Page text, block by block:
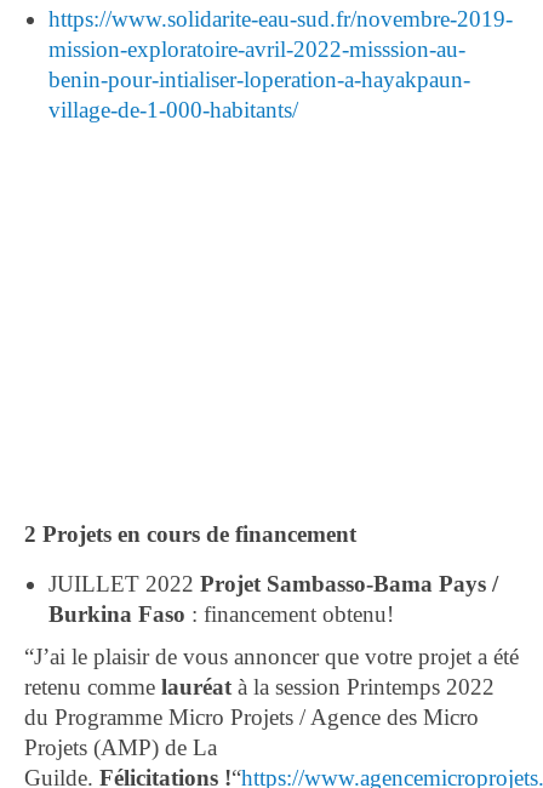
https://www.solidarite-eau-sud.fr/novembre-2019-
mission-exploratoire-avril-2022-misssion-au-
benin-pour-intialiser-loperation-a-hayakpaun-
village-de-1-000-habitants/
2 Projets en cours de financement
JUILLET 2022 Projet Sambasso-Bama Pays /
Burkina Faso : financement obtenu!
“J’ai le plaisir de vous annoncer que votre projet a été
retenu comme lauréat à la session Printemps 2022
du Programme Micro Projets / Agence des Micro
Projets (AMP) de La
Guilde. Félicitations !“https://